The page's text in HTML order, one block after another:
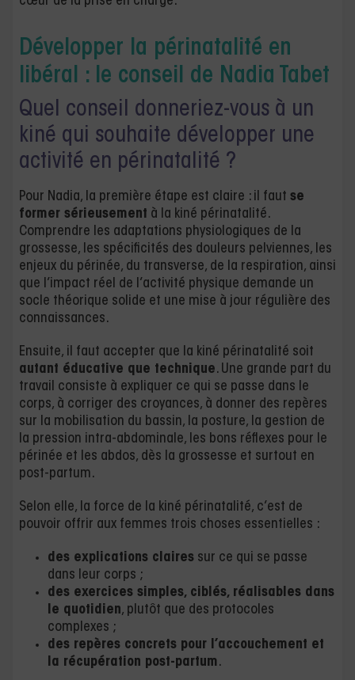
Développer la périnatalité en
libéral : le conseil de Nadia Tabet
Quel conseil donneriez-vous à un
kiné qui souhaite développer une
activité en périnatalité ?
Pour Nadia, la première étape est claire : il faut se
former sérieusement à la kiné périnatalité.
Comprendre les adaptations physiologiques de la
grossesse, les spécificités des douleurs pelviennes, les
enjeux du périnée, du transverse, de la respiration, ainsi
que l’impact réel de l’activité physique demande un
socle théorique solide et une mise à jour régulière des
connaissances.
Ensuite, il faut accepter que la kiné périnatalité soit
autant éducative que technique. Une grande part du
travail consiste à expliquer ce qui se passe dans le
corps, à corriger des croyances, à donner des repères
sur la mobilisation du bassin, la posture, la gestion de
la pression intra-abdominale, les bons réflexes pour le
périnée et les abdos, dès la grossesse et surtout en
post-partum.
Selon elle, la force de la kiné périnatalité, c’est de
pouvoir offrir aux femmes trois choses essentielles :
des explications claires sur ce qui se passe
dans leur corps ;
des exercices simples, ciblés, réalisables dans
le quotidien, plutôt que des protocoles
complexes ;
des repères concrets pour l’accouchement et
la récupération post-partum.